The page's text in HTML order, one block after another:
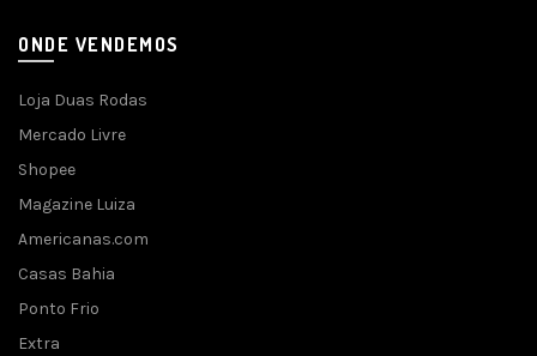
ONDE VENDEMOS
Loja Duas Rodas
Mercado Livre
Shopee
Magazine Luiza
Americanas.com
Casas Bahia
Ponto Frio
Extra